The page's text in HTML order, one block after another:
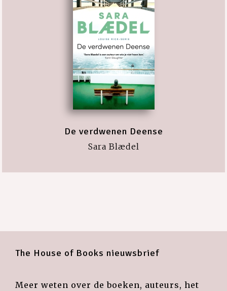
De verdwenen Deense
Sara Blædel
The House of Books nieuwsbrief
Meer weten over de boeken, auteurs, het